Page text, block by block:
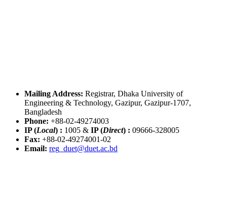
Mailing Address: Registrar, Dhaka University of
Engineering & Technology, Gazipur, Gazipur-1707,
Bangladesh
Phone: +88-02-49274003
IP (Local) : 1005 & IP (Direct) : 09666-328005
Fax: +88-02-49274001-02
Email: reg_duet@duet.ac.bd